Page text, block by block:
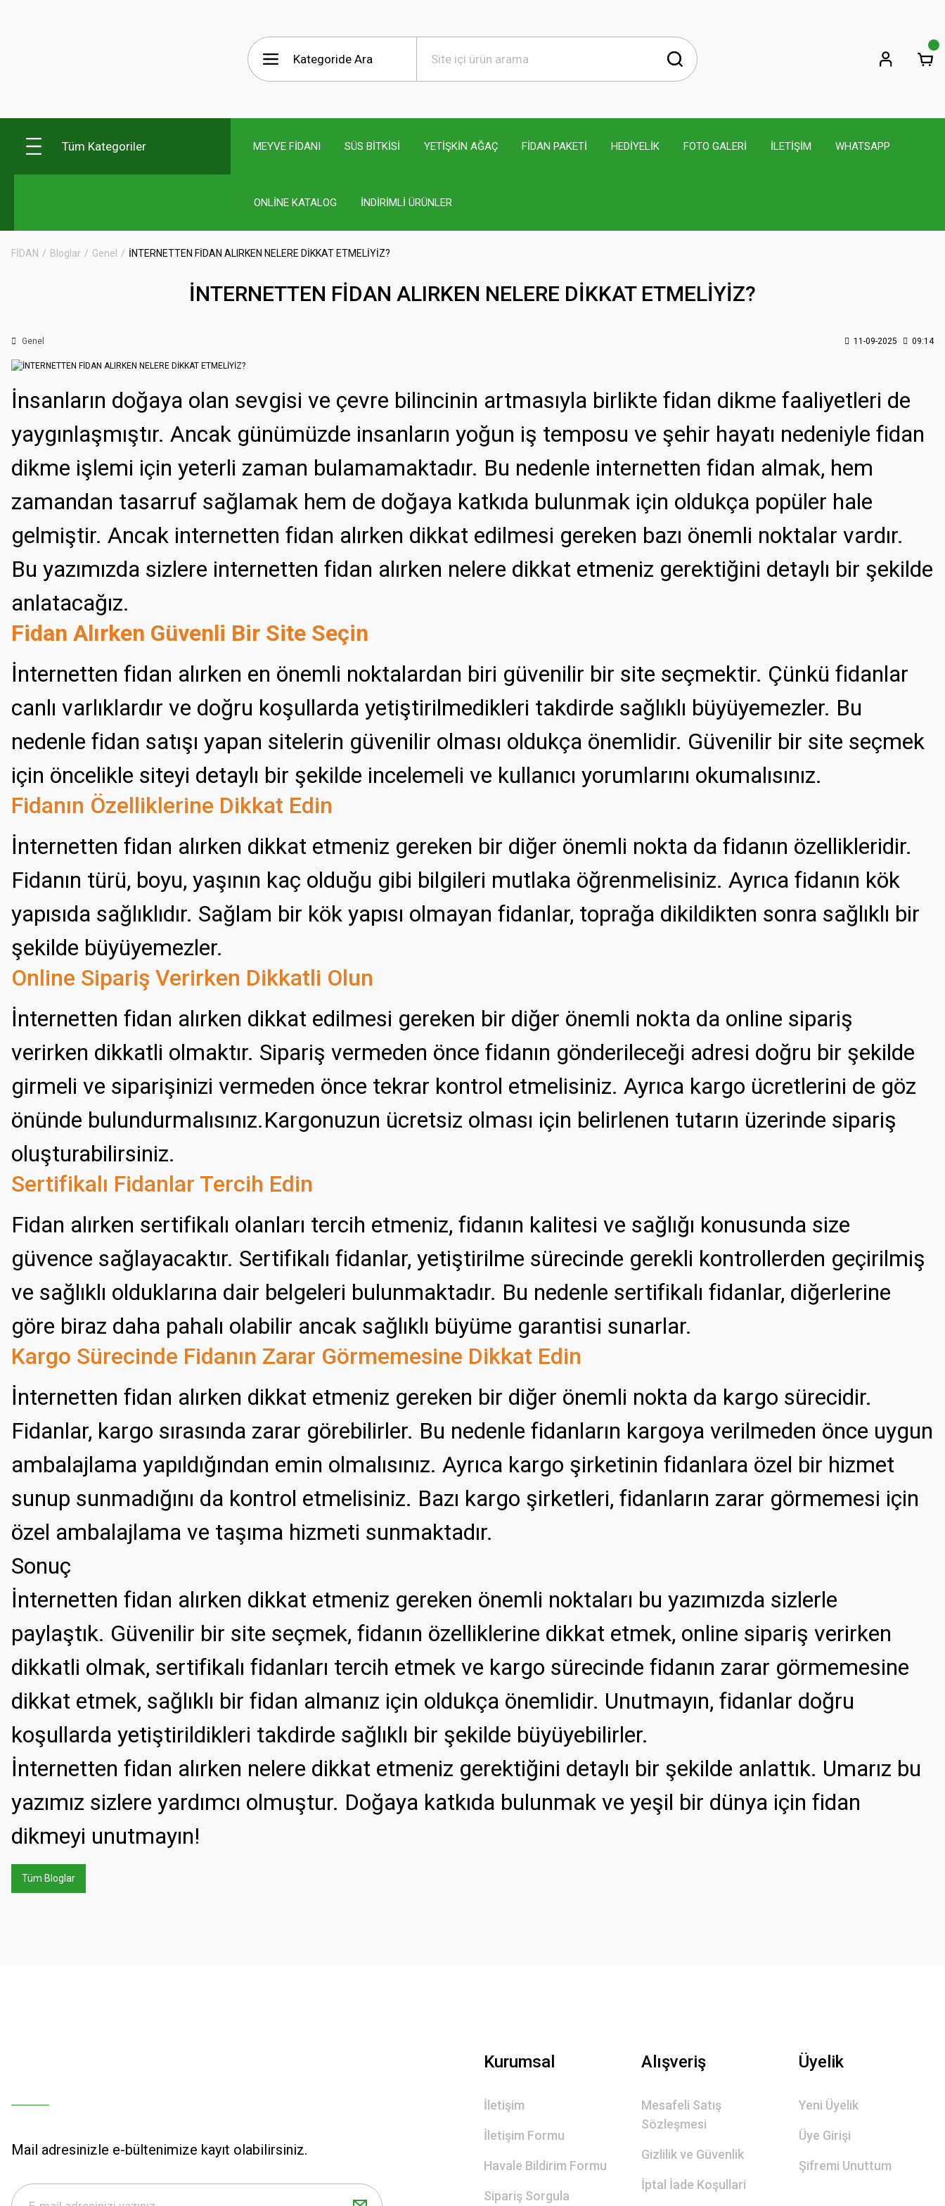
Tüm Kategoriler MEYVE FİDANI SÜS BİTKİSİ YETİŞKİN AĞAÇ FİDAN PAKETİ HEDİYELİK FOTO GALERİ İLETİŞİM WHATSAPP
ONLİNE KATALOG İNDİRİMLİ ÜRÜNLER
FİDAN Bloglar Genel İNTERNETTEN FİDAN ALIRKEN NELERE DİKKAT ETMELİYİZ?
İNTERNETTEN FİDAN ALIRKEN NELERE DİKKAT ETMELİYİZ?
Genel 11-09-2025 09:14
İnsanların doğaya olan sevgisi ve çevre bilincinin artmasıyla birlikte fidan dikme faaliyetleri de
yaygınlaşmıştır. Ancak günümüzde insanların yoğun iş temposu ve şehir hayatı nedeniyle fidan
dikme işlemi için yeterli zaman bulamamaktadır. Bu nedenle internetten fidan almak, hem
zamandan tasarruf sağlamak hem de doğaya katkıda bulunmak için oldukça popüler hale
gelmiştir. Ancak internetten fidan alırken dikkat edilmesi gereken bazı önemli noktalar vardır.
Bu yazımızda sizlere internetten fidan alırken nelere dikkat etmeniz gerektiğini detaylı bir şekilde
anlatacağız.
Fidan Alırken Güvenli Bir Site Seçin
İnternetten fidan alırken en önemli noktalardan biri güvenilir bir site seçmektir. Çünkü fidanlar
canlı varlıklardır ve doğru koşullarda yetiştirilmedikleri takdirde sağlıklı büyüyemezler. Bu
nedenle fidan satışı yapan sitelerin güvenilir olması oldukça önemlidir. Güvenilir bir site seçmek
için öncelikle siteyi detaylı bir şekilde incelemeli ve kullanıcı yorumlarını okumalısınız.
Fidanın Özelliklerine Dikkat Edin
İnternetten fidan alırken dikkat etmeniz gereken bir diğer önemli nokta da fidanın özellikleridir.
Fidanın türü, boyu, yaşının kaç olduğu gibi bilgileri mutlaka öğrenmelisiniz. Ayrıca fidanın kök
yapısıda sağlıklıdır. Sağlam bir kök yapısı olmayan fidanlar, toprağa dikildikten sonra sağlıklı bir
şekilde büyüyemezler.
Online Sipariş Verirken Dikkatli Olun
İnternetten fidan alırken dikkat edilmesi gereken bir diğer önemli nokta da online sipariş
verirken dikkatli olmaktır. Sipariş vermeden önce fidanın gönderileceği adresi doğru bir şekilde
girmeli ve siparişinizi vermeden önce tekrar kontrol etmelisiniz. Ayrıca kargo ücretlerini de göz
önünde bulundurmalısınız.Kargonuzun ücretsiz olması için belirlenen tutarın üzerinde sipariş
oluşturabilirsiniz.
Sertifikalı Fidanlar Tercih Edin
Fidan alırken sertifikalı olanları tercih etmeniz, fidanın kalitesi ve sağlığı konusunda size
güvence sağlayacaktır. Sertifikalı fidanlar, yetiştirilme sürecinde gerekli kontrollerden geçirilmiş
ve sağlıklı olduklarına dair belgeleri bulunmaktadır. Bu nedenle sertifikalı fidanlar, diğerlerine
göre biraz daha pahalı olabilir ancak sağlıklı büyüme garantisi sunarlar.
Kargo Sürecinde Fidanın Zarar Görmemesine Dikkat Edin
İnternetten fidan alırken dikkat etmeniz gereken bir diğer önemli nokta da kargo sürecidir.
Fidanlar, kargo sırasında zarar görebilirler. Bu nedenle fidanların kargoya verilmeden önce uygun
ambalajlama yapıldığından emin olmalısınız. Ayrıca kargo şirketinin fidanlara özel bir hizmet
sunup sunmadığını da kontrol etmelisiniz. Bazı kargo şirketleri, fidanların zarar görmemesi için
özel ambalajlama ve taşıma hizmeti sunmaktadır.
Sonuç
İnternetten fidan alırken dikkat etmeniz gereken önemli noktaları bu yazımızda sizlerle
paylaştık. Güvenilir bir site seçmek, fidanın özelliklerine dikkat etmek, online sipariş verirken
dikkatli olmak, sertifikalı fidanları tercih etmek ve kargo sürecinde fidanın zarar görmemesine
dikkat etmek, sağlıklı bir fidan almanız için oldukça önemlidir. Unutmayın, fidanlar doğru
koşullarda yetiştirildikleri takdirde sağlıklı bir şekilde büyüyebilirler.
İnternetten fidan alırken nelere dikkat etmeniz gerektiğini detaylı bir şekilde anlattık. Umarız bu
yazımız sizlere yardımcı olmuştur. Doğaya katkıda bulunmak ve yeşil bir dünya için fidan
dikmeyi unutmayın!
Tüm Bloglar
Mail adresinizle e-bültenimize kayıt olabilirsiniz.
Kurumsal
İletişim
İletişim Formu
Havale Bildirim Formu
Sipariş Sorgula
Alışveriş
Mesafeli Satış
Sözleşmesi
Gizlilik ve Güvenlik
İptal İade Koşullari
Üyelik
Yeni Üyelik
Üye Girişi
Şifremi Unuttum